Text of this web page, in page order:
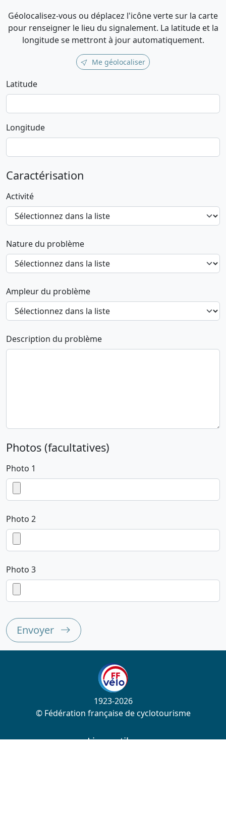
Géolocalisez-vous ou déplacez l'icône verte sur la carte
pour renseigner le lieu du signalement. La latitude et la
longitude se mettront à jour automatiquement.
Me géolocaliser
Latitude
Longitude
Caractérisation
Activité
Nature du problème
Ampleur du problème
Description du problème
Photos (facultatives)
Photo 1
Photo 2
Photo 3
Envoyer
1923-2026
© Fédération française de cyclotourisme
Liens utiles